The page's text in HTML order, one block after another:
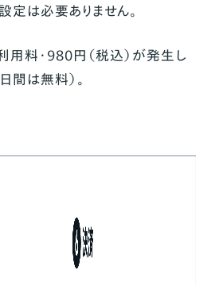
定は必要ありません。
料・980円（税込）が発生し
間は無料）。